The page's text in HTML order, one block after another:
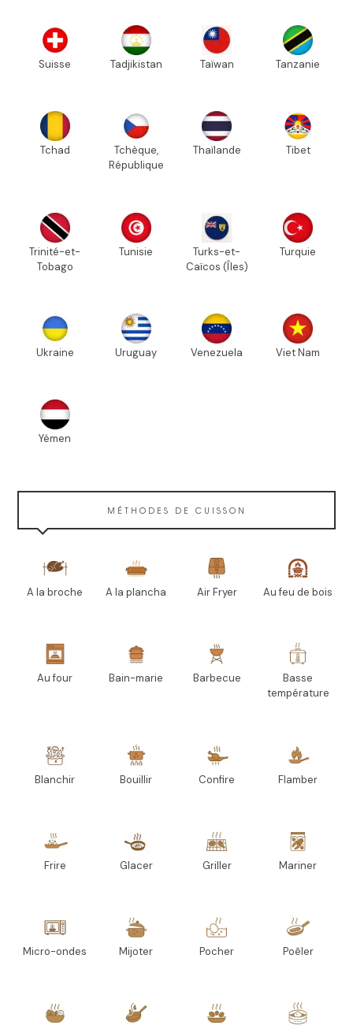
Suisse Tadjikistan Taïwan Tanzanie
Tchad
Tchèque,
République
Thaïlande Tibet
Trinité-et-
Tobago
Tunisie
Turks-et-
Caïcos (Îles)
Turquie
Ukraine Uruguay Venezuela Viet Nam
Yémen
MÉTHODES DE CUISSON
A la broche A la plancha Air Fryer Au feu de bois
Au four Bain-marie Barbecue
Basse
température
Blanchir Bouillir Confire Flamber
Frire Glacer Griller Mariner
Micro-ondes Mijoter Pocher Poêler